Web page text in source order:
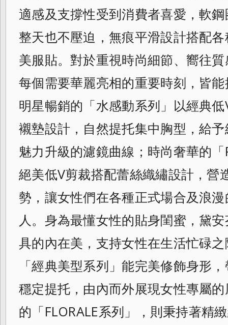
適感及支撐性受到消費者喜愛，軟
整天也不壓迫，無痕平滑設計搭配
美服貼。對於重視時尚細節、嚮往
每個需要華麗亮相的重要時刻， 皆
明星暢銷的「水感動系列」 以經典
襯墊設計，自然提托集中胸型，給
魅力升級的濾鏡曲線；時尚奢華的「
絕美低V剪裁搭配蕾絲織繡設計，營
勢， 讓女性們在各種正式場合及浪
人。 身為最懂女性的貼身閨蜜， 黛
具的內在美， 支持女性在生活忙碌
「經典美型系列」能完美修飾身形
穩定提托， 由內而外展現女性專屬
的「FLORALE系列」，則秉持著精